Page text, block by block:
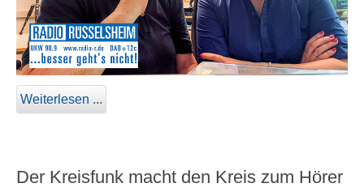
Weiterlesen ...
Der Kreisfunk macht den Kreis zum Hörer